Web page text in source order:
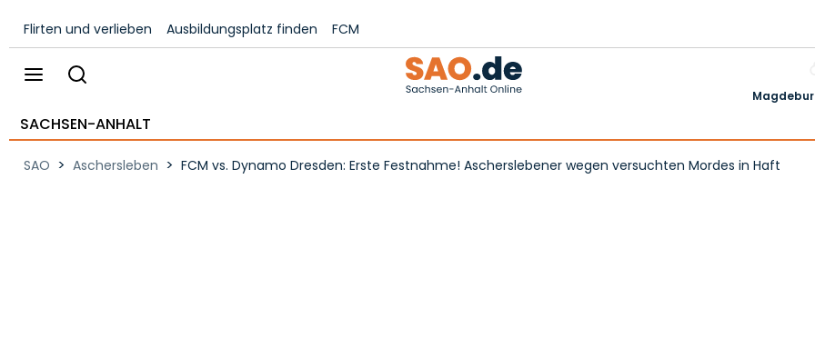
Flirten und verlieben Ausbildungsplatz finden FCM
SACHSEN-ANHALT
SAO > Aschersleben > FCM vs. Dynamo Dresden: Erste Festnahme! Ascherslebener wegen versuchten Mordes in Haft